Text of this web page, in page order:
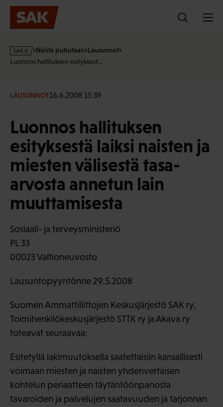
Hyppää
sisältöön
s
a
f
Näistä puhutaan Lausunnot
Luonnos hallituksen esityksest…
LAUSUNNOT16.6.2008 15:39
Luonnos hallituksen
esityksestä laiksi naisten ja
miesten välisestä tasa-
arvosta annetun lain
muuttamisesta
Sosiaali- ja terveysministeriö
PL 33
00023 Valtioneuvosto
Lausuntopyyntönne 29.5.2008
Suomen Ammattiliittojen Keskusjärjestö SAK ry,
Toimihenkilökeskusjärjestö STTK ry ja Akava ry
toteavat seuraavaa:
Esitetyllä lakimuutoksella saatettaisiin kansallisesti
voimaan miesten ja naisten yhdenvertaisen
kohtelun periaatteen täytäntöönpanosta
tavaroiden ja palvelujen saatavuuden ja tarjonnan